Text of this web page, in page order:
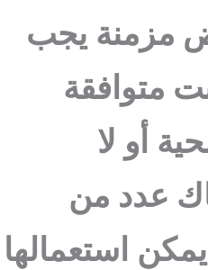
مزمنة يجب
متوافقة
أو لا
عدد من
استعمالها